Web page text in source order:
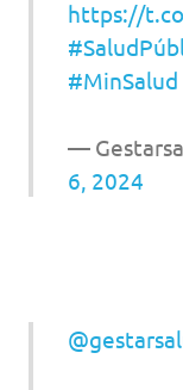
https://
#MinSalud
—
6, 2024